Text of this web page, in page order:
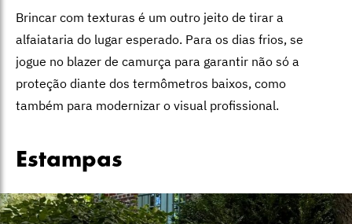
Brincar com texturas é um outro jeito de tirar a
alfaiataria do lugar esperado. Para os dias frios, se
jogue no blazer de camurça para garantir não só a
proteção diante dos termômetros baixos, como
também para modernizar o visual profissional.
Estampas